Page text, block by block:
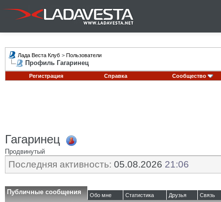
Лада Веста Клуб > Пользователи
Профиль Гагаринец
Регистрация Справка Сообщество
Гагаринец
Продвинутый
Последняя активность: 05.08.2026 21:06
Публичные сообщения Обо мне Статистика Друзья Связь